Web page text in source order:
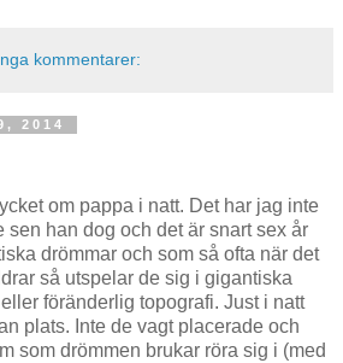
kommentarer:
2014
om pappa i natt. Det har jag inte
sen han dog och det är snart sex år
drömmar och som så ofta när det
så utspelar de sig i gigantiska
föränderlig topografi. Just i natt
plats. Inte de vagt placerade och
som drömmen brukar röra sig i (med